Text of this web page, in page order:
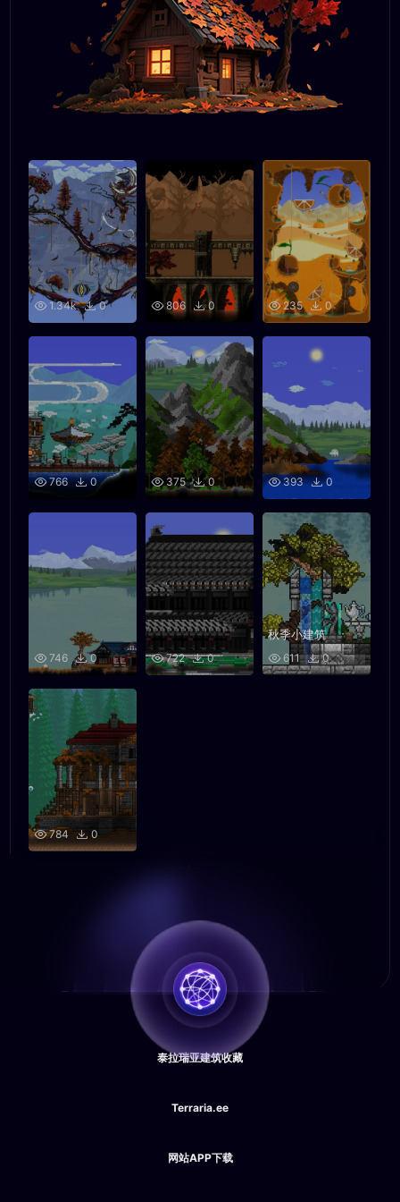
1.34k 0 806 0 235 0
766 0 375 0 393 0
746 0 722 0
秋季小建筑
611 0
784 0
泰拉瑞亚建筑收藏
Terraria.ee
网站APP下载